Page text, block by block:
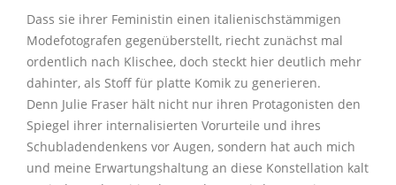
Dass sie ihrer Feministin einen italienischstämmigen
Modefotografen gegenüberstellt, riecht zunächst mal
ordentlich nach Klischee, doch steckt hier deutlich mehr
dahinter, als Stoff für platte Komik zu generieren.
Denn Julie Fraser hält nicht nur ihren Protagonisten den
Spiegel ihrer internalisierten Vorurteile und ihres
Schubladendenkens vor Augen, sondern hat auch mich
und meine Erwartungshaltung an diese Konstellation kalt